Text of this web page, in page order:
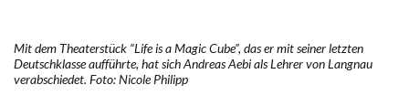
Mit dem Theaterstück “Life is a Magic Cube”, das er mit seiner letzten
Deutschklasse aufführte, hat sich Andreas Aebi als Lehrer von Langnau
verabschiedet. Foto: Nicole Philipp